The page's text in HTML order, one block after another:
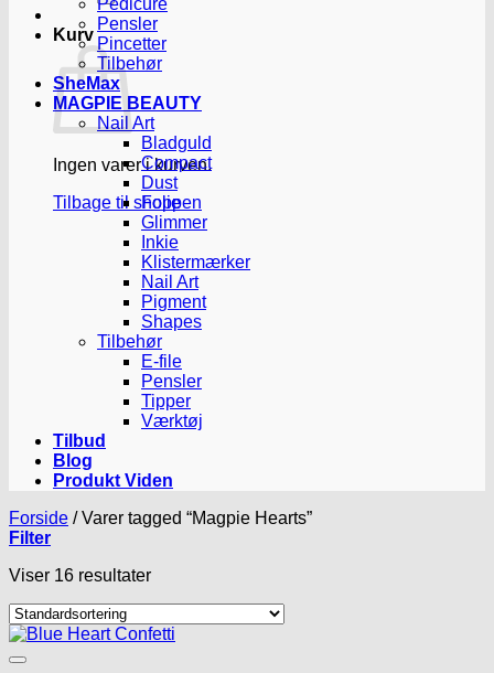
Kurv
Ingen varer i kurven.
Tilbage til shoppen
Pedicure
Pensler
Pincetter
Tilbehør
SheMax
MAGPIE BEAUTY
Nail Art
Bladguld
Compact
Dust
Folie
Glimmer
Inkie
Klistermærker
Nail Art
Pigment
Shapes
Tilbehør
E-file
Pensler
Tipper
Værktøj
Tilbud
Blog
Produkt Viden
Forside /Varer tagged “Magpie Hearts”
Filter
Viser 16 resultater